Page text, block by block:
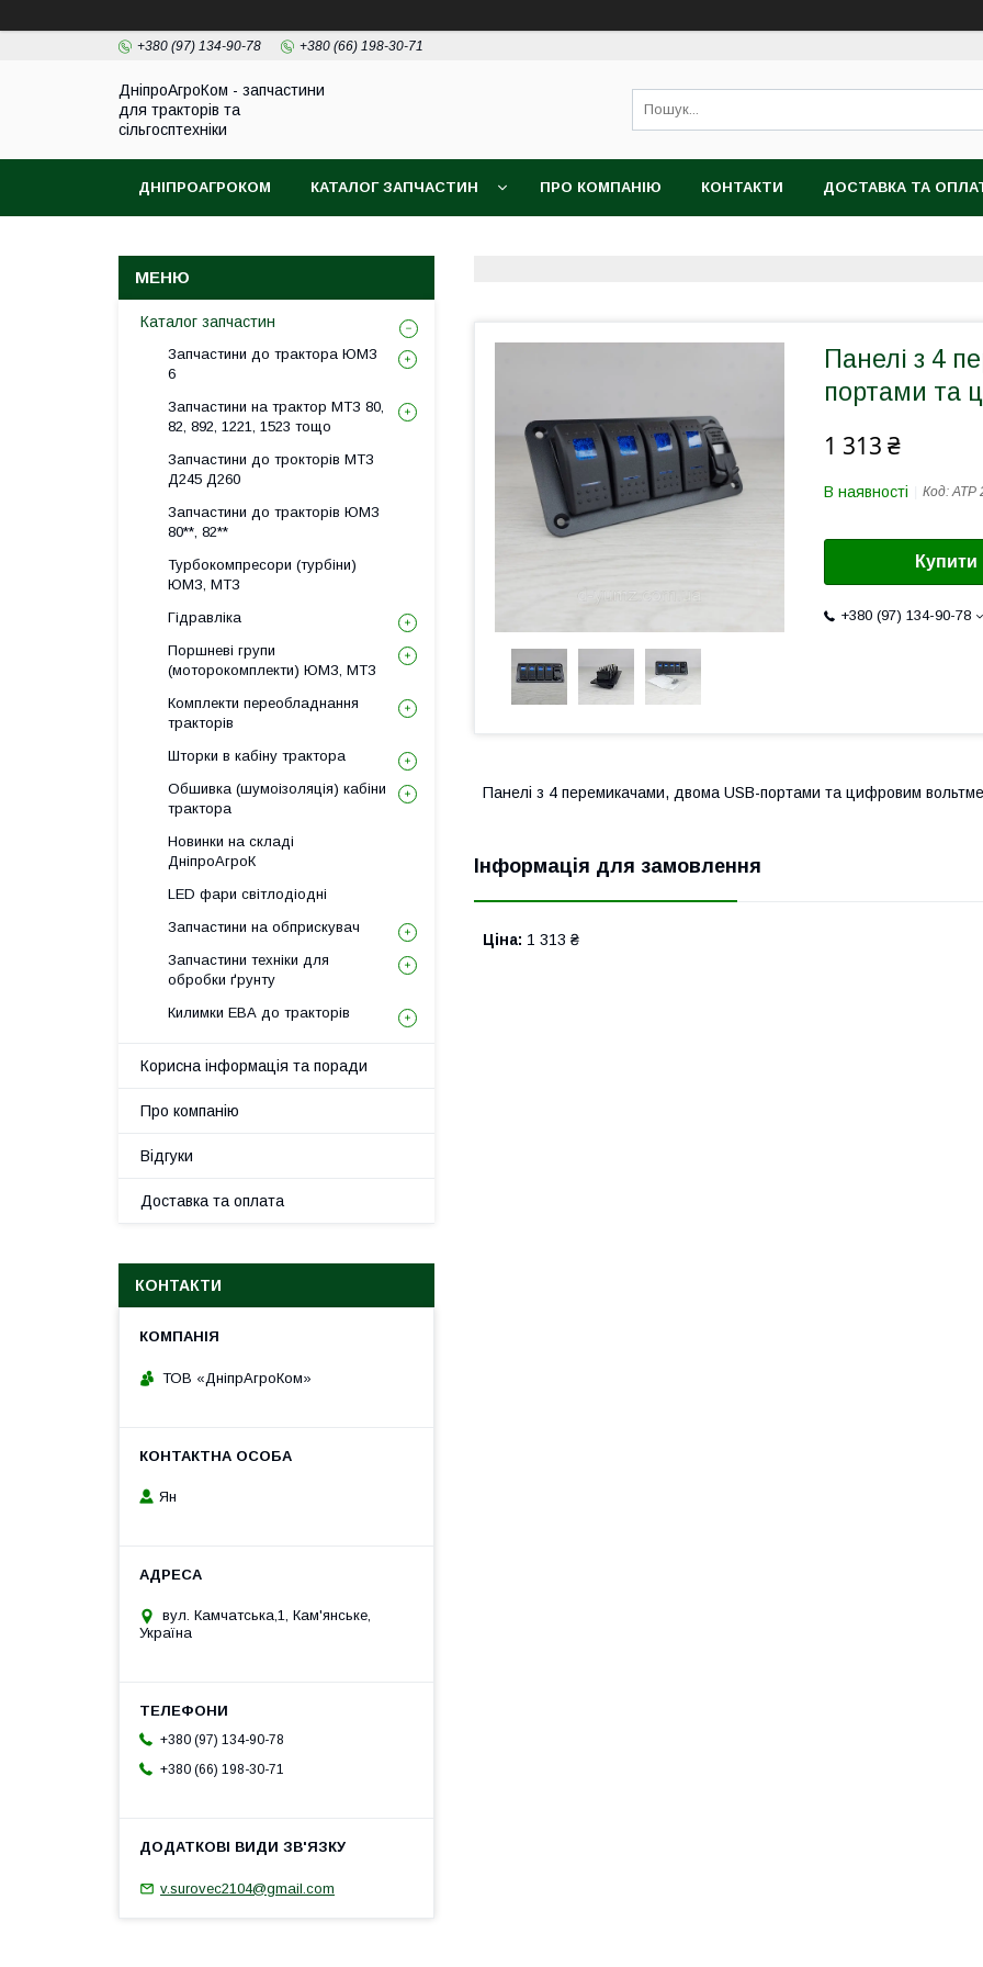
+380 (97) 134-90-78 +380 (66) 198-30-71
ДніпроАгроКом - запчастини
для тракторів та
сільгосптехніки
ДНІПРОАГРОКОМ КАТАЛОГ ЗАПЧАСТИН ПРО КОМПАНІЮ КОНТАКТИ ДОСТАВКА ТА
Панелі з 4
портами та
1 313 ₴
В наявності Код:АТР
Купити
+380 (97) 134-90-78
Панелі з 4 перемикачами, двома USB-портами та цифровим
Інформація для замовлення
Ціна: 1 313 ₴
Каталог запчастин
Запчастини до трактора ЮМЗ
6
Запчастини на трактор МТЗ 80,
82, 892, 1221, 1523 тощо
Запчастини до трокторів МТЗ
Д245 Д260
Запчастини до тракторів ЮМЗ
80**, 82**
Турбокомпресори (турбіни)
ЮМЗ, МТЗ
Гідравліка
Поршневі групи
(моторокомплекти) ЮМЗ, МТЗ
Комплекти переобладнання
тракторів
Шторки в кабіну трактора
Обшивка (шумоізоляція) кабіни
трактора
Новинки на складі
ДніпроАгроК
LED фари світлодіодні
Запчастини на обприскувач
Запчастини техніки для
обробки ґрунту
Килимки ЕВА до тракторів
Корисна інформація та поради
Про компанію
Відгуки
Доставка та оплата
КОНТАКТИ
ТОВ «ДніпрАгроКом»
Ян
вул. Камчатська,1, Кам'янське,
Україна
+380 (97) 134-90-78
+380 (66) 198-30-71
v.surovec2104@gmail.com